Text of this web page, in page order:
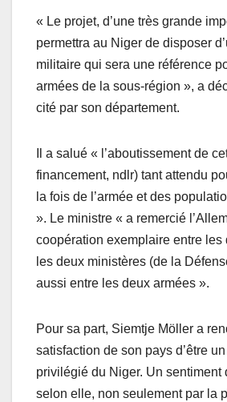
« Le projet, d’une très grande
permettra au Niger de disposer
militaire qui sera une référence
armées de la sous-région », a
cité par son département.
Il a salué « l’aboutissement de
financement, ndlr) tant attendu
la fois de l’armée et des
». Le ministre « a remercié
coopération exemplaire entre les
les deux ministères (de la
aussi entre les deux armées ».
Pour sa part, Siemtje Möller a
satisfaction de son pays d’être
privilégié du Niger. Un sentiment
selon elle, non seulement par la